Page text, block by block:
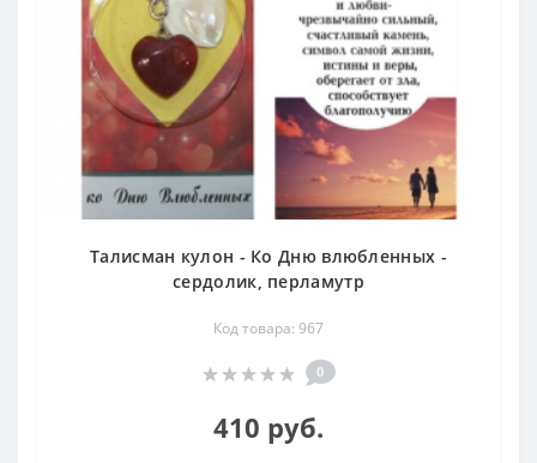
Талисман кулон - Ко Дню влюбленных -
сердолик, перламутр
Код товара: 967
0
410 руб.